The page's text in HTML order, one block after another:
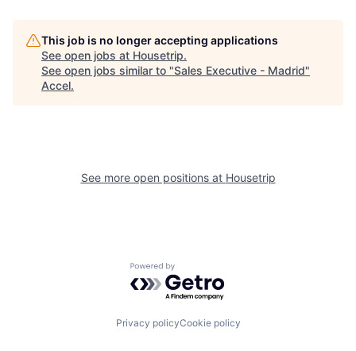
This job is no longer accepting applications
See open jobs at Housetrip.
See open jobs similar to "Sales Executive - Madrid"
Accel.
See more open positions at Housetrip
Powered by Getro.com
Privacy policyCookie policy